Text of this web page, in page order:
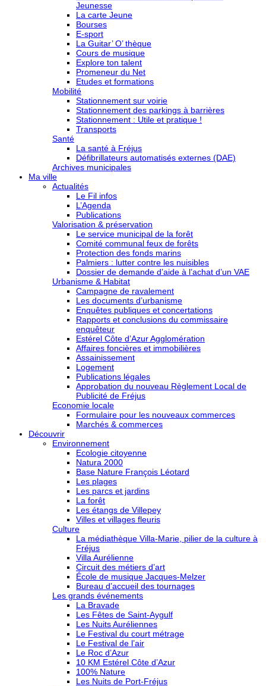
Jeunesse
La carte Jeune
Bourses
E-sport
La Guitar’ O’ thèque
Cours de musique
Explore ton talent
Promeneur du Net
Etudes et formations
Mobilité
Stationnement sur voirie
Stationnement des parkings à barrières
Stationnement : Utile et pratique !
Transports
Santé
La santé à Fréjus
Défibrillateurs automatisés externes (DAE)
Archives municipales
Ma ville
Actualités
Le Fil infos
L’Agenda
Publications
Valorisation & préservation
Le service municipal de la forêt
Comité communal feux de forêts
Protection des fonds marins
Palmiers : lutter contre les nuisibles
Dossier de demande d’aide à l’achat d’un VAE
Urbanisme & Habitat
Campagne de ravalement
Les documents d’urbanisme
Enquêtes publiques et concertations
Rapports et conclusions du commissaire
enquêteur
Estérel Côte d’Azur Agglomération
Affaires foncières et immobilières
Assainissement
Logement
Publications légales
Approbation du nouveau Règlement Local de
Publicité de Fréjus
Economie locale
Formulaire pour les nouveaux commerces
Marchés & commerces
Découvrir
Environnement
Ecologie citoyenne
Natura 2000
Base Nature François Léotard
Les plages
Les parcs et jardins
La forêt
Les étangs de Villepey
Villes et villages fleuris
Culture
La médiathèque Villa-Marie, pilier de la culture à
Fréjus
Villa Aurélienne
Circuit des métiers d’art
École de musique Jacques-Melzer
Bureau d’accueil des tournages
Les grands événements
La Bravade
Les Fêtes de Saint-Aygulf
Les Nuits Auréliennes
Le Festival du court métrage
Le Festival de l’air
Le Roc d’Azur
10 KM Estérel Côte d’Azur
100% Nature
Les Nuits de Port-Fréjus